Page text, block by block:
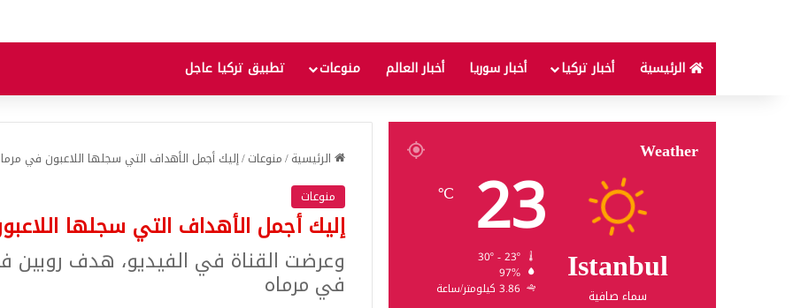
الرئيسية أخبار تركيا أخبار سوريا أخبار العالم منوعات تطبيق تركيا عاجل
الرئيسية/منوعات/إليك أجمل الأهداف التي سجلها اللاعبون في
منوعات
إليك أجمل الأهداف التي سجلها
وعرضت القناة في الفيديو، هدف
في مرماه
Weather
Istanbul
سماء صافية
23
℃
97%
3.86 كيلومتر/ساعة